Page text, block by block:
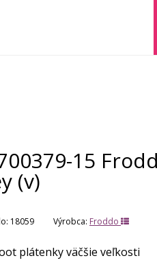
15
(v)
18059 Výrobca: Froddo
plátenky väčšie veľkosti